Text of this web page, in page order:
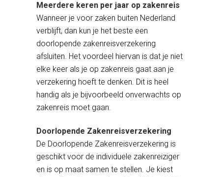
Meerdere keren per jaar op zakenreis
Wanneer je voor zaken buiten Nederland
verblijft, dan kun je het beste een
doorlopende zakenreisverzekering
afsluiten. Het voordeel hiervan is dat je niet
elke keer als je op zakenreis gaat aan je
verzekering hoeft te denken. Dit is heel
handig als je bijvoorbeeld onverwachts op
zakenreis moet gaan.
Doorlopende Zakenreisverzekering
De Doorlopende Zakenreisverzekering is
geschikt voor de individuele zakenreiziger
en is op maat samen te stellen. Je kiest